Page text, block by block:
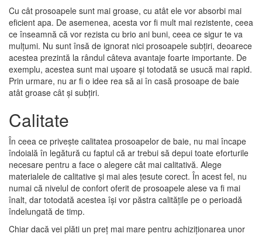
Cu cât prosoapele sunt mai groase, cu atât ele vor absorbi mai
eficient apa. De asemenea, acesta vor fi mult mai rezistente, ceea
ce înseamnă că vor rezista cu brio ani buni, ceea ce sigur te va
mulțumi. Nu sunt însă de ignorat nici prosoapele subțiri, deoarece
acestea prezintă la rândul câteva avantaje foarte importante. De
exemplu, acestea sunt mai ușoare și totodată se usucă mai rapid.
Prin urmare, nu ar fi o idee rea să ai în casă prosoape de baie
atât groase cât și subțiri.
Calitate
În ceea ce privește calitatea prosoapelor de baie, nu mai încape
îndoială în legătură cu faptul că ar trebui să depui toate eforturile
necesare pentru a face o alegere cât mai calitativă. Alege
materialele de calitative și mai ales țesute corect. În acest fel, nu
numai că nivelul de confort oferit de prosoapele alese va fi mai
înalt, dar totodată acestea își vor păstra calitățile pe o perioadă
îndelungată de timp.
Chiar dacă vei plăti un preț mai mare pentru achiziționarea unor